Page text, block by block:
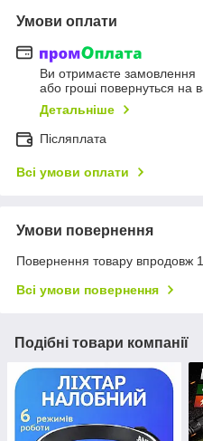
Умови оплати
Ви отримаєте замовлення
або гроші повернуться на
Детальніше
Післяплата
Всі умови оплати
Умови повернення
Повернення товару впродовж
Всі умови повернення
Подібні товари компанії